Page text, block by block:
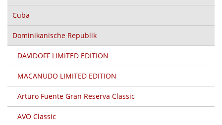
Cuba
Dominikanische Republik
DAVIDOFF LIMITED EDITION
MACANUDO LIMITED EDITION
Arturo Fuente Gran Reserva Classic
AVO Classic